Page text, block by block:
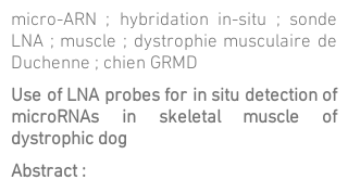
micro-ARN ; hybridation in-situ ; sonde
LNA ; muscle ; dystrophie musculaire de
Duchenne ; chien GRMD
Use of LNA probes for in situ detection of
microRNAs in skeletal muscle of
dystrophic dog
Abstract :